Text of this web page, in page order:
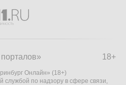
18+
Онлайн» (18+)
службой по надзору в сфере связи,